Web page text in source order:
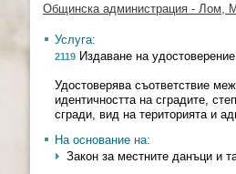
Общинска администрация - Лом,
Услуга:
2119 Издаване на
Удостоверява съответствие
идентичността на сградите,
сгради, вид на територията и
На основание на:
Закон за местните данъци и